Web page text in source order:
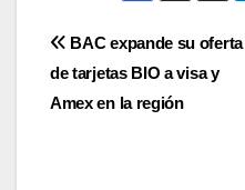
Navegación
de
BAC expande su oferta
de tarjetas BIO a visa y
Amex en la región